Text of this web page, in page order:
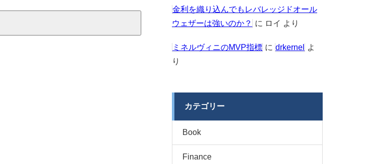
金利を織り込んでもレバレッジドオール
ウェザーは強いのか？ に ロイ より
ミネルヴィニのMVP指標 に drkernel
よ
り
カテゴリー
Book
Finance